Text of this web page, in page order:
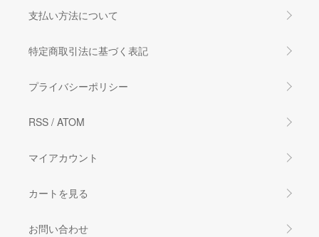
支払い方法について
特定商取引法に基づく表記
プライバシーポリシー
RSS / ATOM
マイアカウント
カートを見る
お問い合わせ